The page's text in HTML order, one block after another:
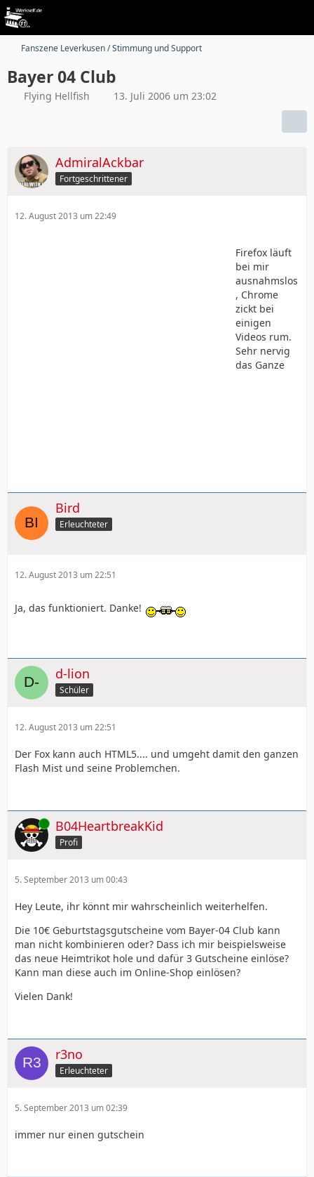
Fanszene Leverkusen / Stimmung und Support
Bayer 04 Club
Flying Hellfish 13. Juli 2006 um 23:02
AdmiralAckbar
Fortgeschrittener
12. August 2013 um 22:49
Firefox läuft
bei mir
ausnahmslos
, Chrome
zickt bei
einigen
Videos rum.
Sehr nervig
das Ganze
Bird
Erleuchteter
12. August 2013 um 22:51
Ja, das funktioniert. Danke!
d-lion
Schüler
12. August 2013 um 22:51
Der Fox kann auch HTML5.... und umgeht damit den ganzen
Flash Mist und seine Problemchen.
Online B04HeartbreakKid
Profi
5. September 2013 um 00:43
Hey Leute, ihr könnt mir wahrscheinlich weiterhelfen.
Die 10€ Geburtstagsgutscheine vom Bayer-04 Club kann
man nicht kombinieren oder? Dass ich mir beispielsweise
das neue Heimtrikot hole und dafür 3 Gutscheine einlöse?
Kann man diese auch im Online-Shop einlösen?
Vielen Dank!
r3no
Erleuchteter
5. September 2013 um 02:39
immer nur einen gutschein